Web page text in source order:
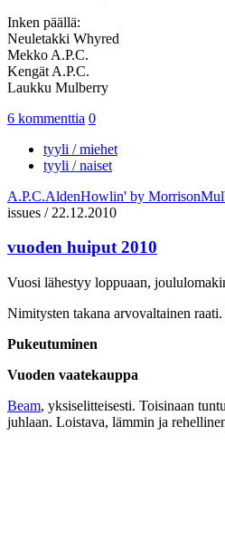
Inken päällä:
Neuletakki Whyred
Mekko A.P.C.
Kengät A.P.C.
Laukku Mulberry
6 kommenttia 0
tyyli / miehet
tyyli / naiset
A.P.C.AldenHowlin' by Morrison
issues / 22.12.2010
vuoden huiput 2010
Vuosi lähestyy loppuaan,
Nimitysten takana arvovaltainen raati.
Pukeutuminen
Vuoden vaatekauppa
Beam, yksiselitteisesti. Toisinaan
juhlaan. Loistava, lämmin ja